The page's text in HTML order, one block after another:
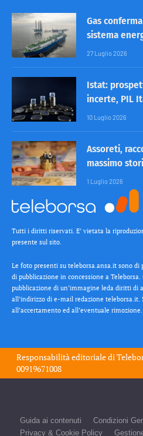
Gas
sistema
27 Luglio 2026
Istat:
incerte, PIL
10 Luglio 2026
Assoreti,
massimo
1 Luglio 2026
Tutti i diritti riservati. E’ vietata la
presente sul sito.
Le foto presenti su teleborsa.ansa.it sono di
di pubblicazione in concessione a
pubblicazione di un’immagine leda diritti di
all’indirizzo di e-mail redazione teleborsa.it.
all’accertamento ed all’eventuale rimozione.
Responsabilità editoriale di
00919671008
Guida ai contenuti Condizioni
Privacy & Cookie Policy